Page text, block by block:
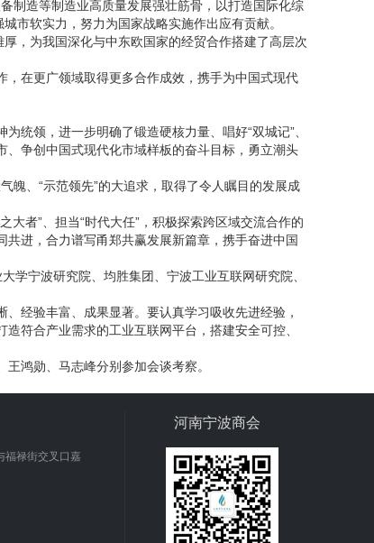
制造等制造业高质量发展强壮筋骨，以打造国际化综
市软实力，努力为国家战略实施作出应有贡献。
，为我国深化与中东欧国家的经贸合作搭建了高层次
在更广领域取得更多合作成效，携手为中国式现代
统领，进一步明确了锻造硬核力量、唱好“双城记”、
争创中国式现代化市域样板的奋斗目标，勇立潮头
魄、“示范领先”的大追求，取得了令人瞩目的发展成
者”、担当“时代大任”，积极探索跨区域交流合作的
进，合力谱写甬郑共赢发展新篇章，携手奋进中国
学宁波研究院、均胜集团、宁波工业互联网研究院、
经验丰富、成果显著。要认真学习吸收先进经验，
符合产业需求的工业互联网平台，搭建安全可控、
鸿勋、马志峰分别参加会谈考察。
福禄街交叉口嘉
河南宁波商会